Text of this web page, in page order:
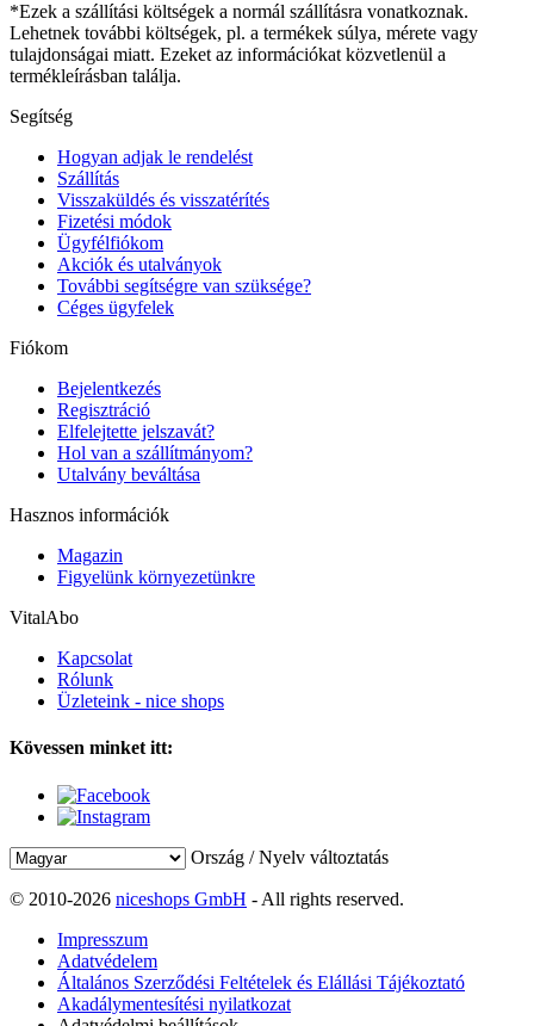
*Ezek a szállítási költségek a normál szállításra vonatkoznak.
Lehetnek további költségek, pl. a termékek súlya, mérete vagy
tulajdonságai miatt. Ezeket az információkat közvetlenül a
termékleírásban találja.
Segítség
Hogyan adjak le rendelést
Szállítás
Visszaküldés és visszatérítés
Fizetési módok
Ügyfélfiókom
Akciók és utalványok
További segítségre van szüksége?
Céges ügyfelek
Fiókom
Bejelentkezés
Regisztráció
Elfelejtette jelszavát?
Hol van a szállítmányom?
Utalvány beváltása
Hasznos információk
Magazin
Figyelünk környezetünkre
VitalAbo
Kapcsolat
Rólunk
Üzleteink - nice shops
Kövessen minket itt:
Ország / Nyelv változtatás
© 2010-2026 niceshops GmbH - All rights reserved.
Impresszum
Adatvédelem
Általános Szerződési Feltételek és Elállási Tájékoztató
Akadálymentesítési nyilatkozat